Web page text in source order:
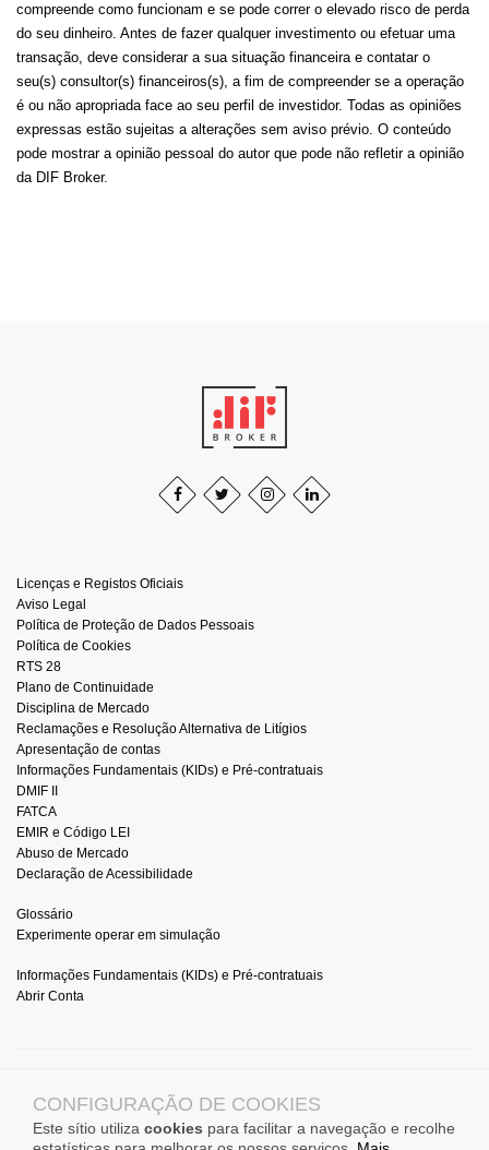
compreende como funcionam e se pode correr o elevado risco de perda
do seu dinheiro. Antes de fazer qualquer investimento ou efetuar uma
transação, deve considerar a sua situação financeira e contatar o
seu(s) consultor(s) financeiros(s), a fim de compreender se a operação
é ou não apropriada face ao seu perfil de investidor. Todas as opiniões
expressas estão sujeitas a alterações sem aviso prévio. O conteúdo
pode mostrar a opinião pessoal do autor que pode não refletir a opinião
da DIF Broker.
Licenças e Registos Oficiais
Aviso Legal
Política de Proteção de Dados Pessoais
Política de Cookies
RTS 28
Plano de Continuidade
Disciplina de Mercado
Reclamações e Resolução Alternativa de Litígios
Apresentação de contas
Informações Fundamentais (KIDs) e Pré-contratuais
DMIF II
FATCA
EMIR e Código LEI
Abuso de Mercado
Declaração de Acessibilidade
Glossário
Experimente operar em simulação
Informações Fundamentais (KIDs) e Pré-contratuais
Abrir Conta
All Rights Reserved.
CMVM (Portugal) Registration No. 276, free provision of services in Spain, Poland,
CONFIGURAÇÃO DE COOKIES
Este sítio utiliza cookies para facilitar a navegação e recolhe